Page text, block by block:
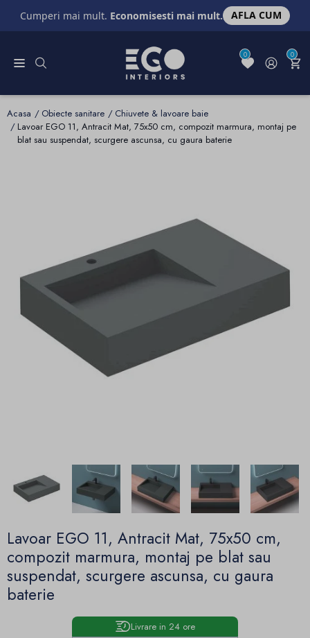
Cumperi mai mult. Economisesti mai mult. AFLA CUM
0 0
Acasa Obiecte sanitare
Chiuvete & lavoare baie
Lavoar EGO 11, Antracit Mat, 75x50 cm, compozit marmura, montaj pe
blat sau suspendat, scurgere ascunsa, cu gaura baterie
Lavoar EGO 11, Antracit Mat, 75x50 cm,
compozit marmura, montaj pe blat sau
suspendat, scurgere ascunsa, cu gaura
baterie
Livrare in 24 ore